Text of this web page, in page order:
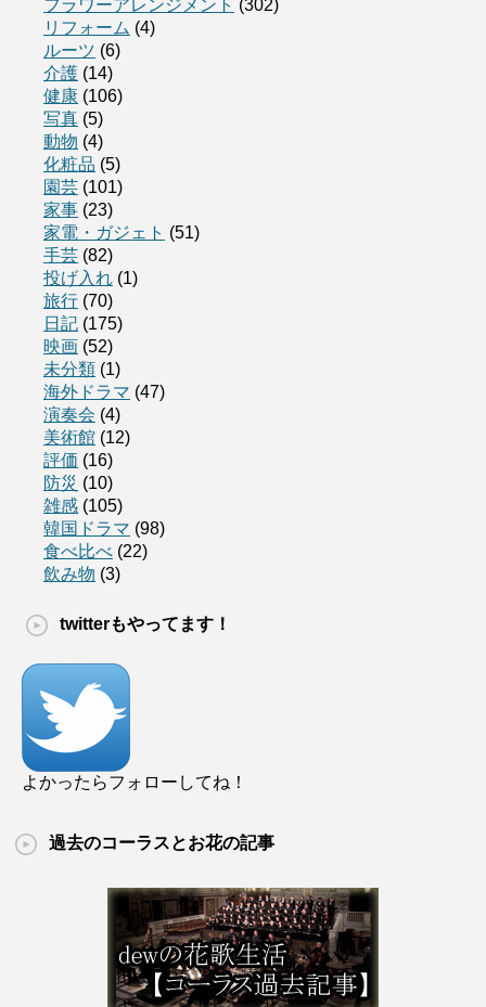
フラワーアレンジメント (302)
リフォーム (4)
ルーツ (6)
介護 (14)
健康 (106)
写真 (5)
動物 (4)
化粧品 (5)
園芸 (101)
家事 (23)
家電・ガジェト (51)
手芸 (82)
投げ入れ (1)
旅行 (70)
日記 (175)
映画 (52)
未分類 (1)
海外ドラマ (47)
演奏会 (4)
美術館 (12)
評価 (16)
防災 (10)
雑感 (105)
韓国ドラマ (98)
食べ比べ (22)
飲み物 (3)
twitterもやってます！
よかったらフォローしてね！
過去のコーラスとお花の記事